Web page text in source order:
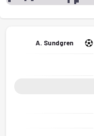
A. Sundgren